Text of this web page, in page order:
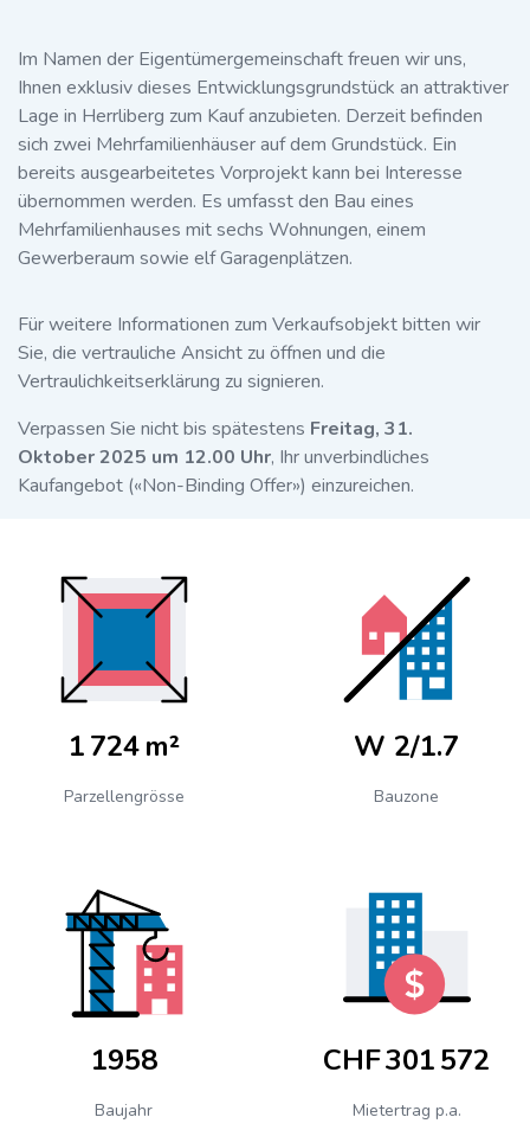
Im Namen der Eigentümergemeinschaft freuen wir uns,
Ihnen exklusiv dieses Entwicklungsgrundstück an attraktiver
Lage in Herrliberg zum Kauf anzubieten. Derzeit befinden
sich zwei Mehrfamilienhäuser auf dem Grundstück. Ein
bereits ausgearbeitetes Vorprojekt kann bei Interesse
übernommen werden. Es umfasst den Bau eines
Mehrfamilienhauses mit sechs Wohnungen, einem
Gewerberaum sowie elf Garagenplätzen.
Für weitere Informationen zum Verkaufsobjekt bitten wir
Sie, die vertrauliche Ansicht zu öffnen und die
Vertraulichkeitserklärung zu signieren.
Verpassen Sie nicht bis spätestens Freitag, 31.
Oktober 2025 um 12.00 Uhr, Ihr unverbindliches
Kaufangebot («Non-Binding Offer») einzureichen.
1 724 m²
Parzellengrösse
W 2/1.7
Bauzone
1958
Baujahr
CHF 301 572
Mietertrag p.a.